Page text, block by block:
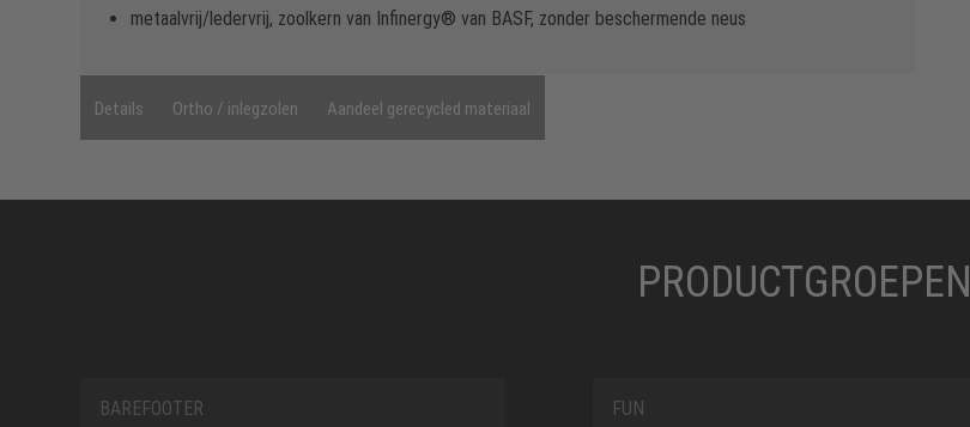
metaalvrij/ledervrij, zoolkern van Infinergy® van BASF, zonder beschermende neus
Details Ortho / inlegzolen Aandeel gerecycled materiaal
PRODUCTGROEPEN
BAREFOOTER FUN